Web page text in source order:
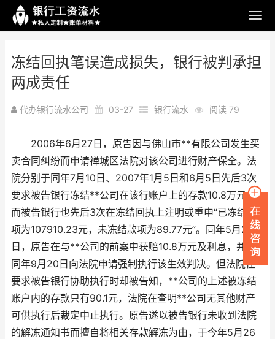
冻结回执笔误造成损失，银行被判承担
两成责任
代办银行流水公司 03-27 银行流水 阅读 79
2006年6月27日，原告因与佛山市**有限公司发生买
卖合同纠纷而申请禅城区法院对该公司进行财产保全。法
院分别于同年7月10日、2007年1月5日和6月5日先后3次
要求被告银行冻结**公司在该行账户上的存款10.8万元，
而被告银行也先后3次在冻结回执上注明或重申“已冻结款
项为107910.23元，未冻结款项为89.77元”。同年5月25
日，原告在与**公司的前案中获赔10.8万元及利息，并于
同年9月20日向法院申请强制执行该生效判决。但法院在
要求被告银行协助执行时却被告知，**公司的上述被冻结
账户内的存款只有90.1元，法院在查明**公司无其他财产
可供执行后裁定中止执行。原告遂以被告银行未收到法院
的解冻通知书而擅自将相关存款解冻为由，于今年5月26